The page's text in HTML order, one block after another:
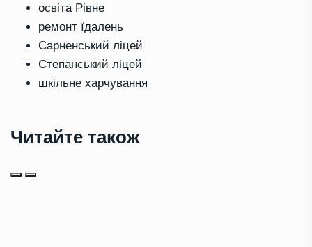
освіта Рівне
ремонт їдалень
Сарненський ліцей
Степанський ліцей
шкільне харчування
Читайте також